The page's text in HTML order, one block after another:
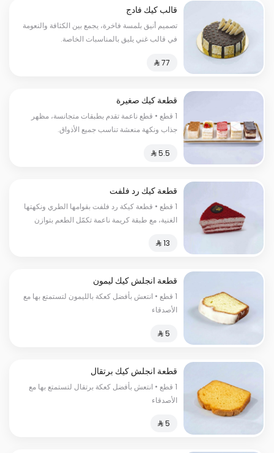
قالب كيك فادج
تصميم أنيق بلمسة فاخرة، يجمع بين الكثافة والنعومة
في قالب غني يليق بالمناسبات الخاصة.
قطعة كيك صغيرة
1 قطع • قطع ناعمة تقدم بطبقات متجانسة، مظهر
جذاب ونكهة منعشة تناسب جميع الأذواق.
قطعة كيك رد فلفت
1 قطع • قطعة كيكة رد فلفت بقوامها الطري ونكهتها
الغنية، مع طبقة كريمة ناعمة تكمّل الطعم بتوازن
قطعة انجلش كيك ليمون
1 قطع • انتعش بأفضل كعكة بالليمون لتستمتع بها مع
الأصدقاء
قطعة انجلش كيك برتقال
1 قطع • انتعش بأفضل كعكة برتقال لتستمتع بها مع
الأصدقاء